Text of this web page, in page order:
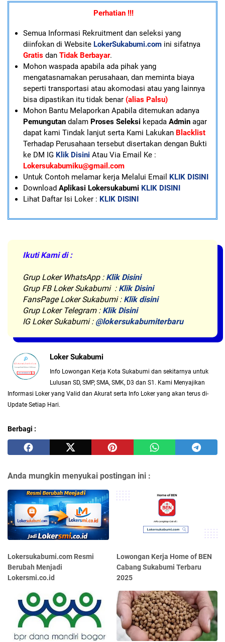
Perhatian !!!
Semua Informasi Rekruitment dan seleksi yang
diinfokan di Website LokerSukabumi.comini sifatnya
Gratisdan Tidak Berbayar.
Mohon waspada apabila ada pihak yang
mengatasnamakan perusahaan, dan meminta biaya
seperti transportasi atau akomodasi atau yang lainnya
bisa dipastikan itu tidak benar (alias Palsu)
Mohon Bantu Melaporkan Apabila ditemukan adanya
Pemungutandalam Proses Seleksi kepada Adminagar
dapat kami Tindak lanjut serta Kami LakukanBlacklist
Terhadap Perusahaan tersebut disertakan dengan Bukti
ke DM IG Klik Disini Atau Via Email Ke :
Lokersukabumiku@gmail.com
Untuk Contoh melamar kerja Melalui Email KLIK DISINI
Download Aplikasi Lokersukabumi KLIK DISINI
Lihat Daftar Isi Loker : KLIK DISINI
Ikuti Kami di :
Grup Loker WhatsApp : Klik Disini
Grup FB Loker Sukabumi : Klik Disini
FansPage Loker Sukabumi : Klik disini
Grup Loker Telegram : Klik Disini
IG Loker Sukabumi : @lokersukabumiterbaru
Loker Sukabumi
Info Lowongan Kerja Kota Sukabumi dan sekitarnya untuk
Lulusan SD, SMP, SMA, SMK, D3 dan S1. Kami Menyajikan
Informasi Loker yang Valid dan Akurat serta Info Loker yang akan terus di-
Update Setiap Hari.
Berbagi :
Anda mungkin menyukai postingan ini :
Lokersukabumi.com Resmi
Berubah Menjadi
Lokersmi.co.id
Lowongan Kerja Home of BEN
Cabang Sukabumi Terbaru
2025